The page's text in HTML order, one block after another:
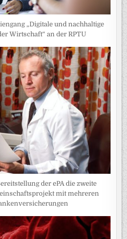
„Digitale und nachhaltige
Wirtschaft“ an der RPTU
der ePA die zweite
mit mehreren